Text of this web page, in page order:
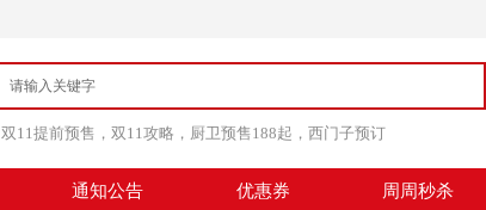
双11提前预售，双11攻略，厨卫预售188起，西门子预订
通知公告 优惠券 周周秒杀